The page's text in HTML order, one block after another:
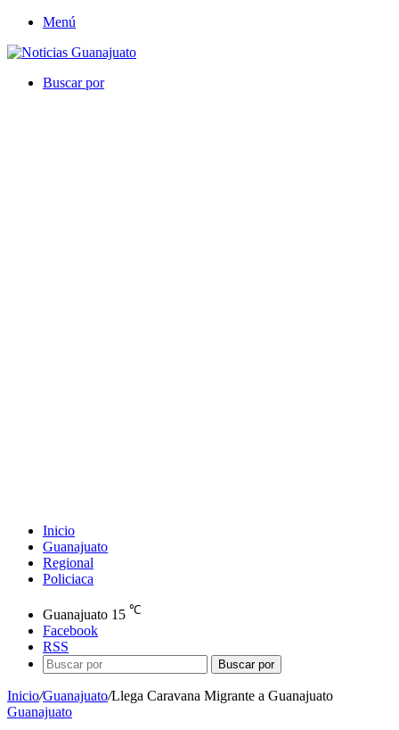
Menú
Buscar por
Inicio
Guanajuato
Regional
Policiaca
Guanajuato 15 ℃
Facebook
RSS
Buscar por
Inicio/Guanajuato/Llega Caravana Migrante a Guanajuato
Guanajuato